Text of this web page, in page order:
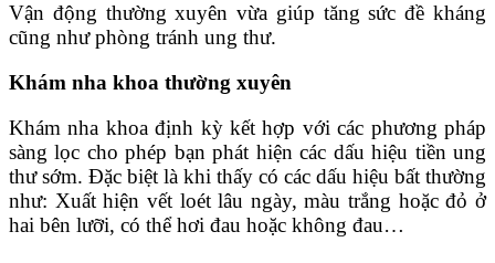
Vận động thường xuyên vừa giúp tăng sức đề kháng
cũng như phòng tránh ung thư.
Khám nha khoa thường xuyên
Khám nha khoa định kỳ kết hợp với các phương pháp
sàng lọc cho phép bạn phát hiện các dấu hiệu tiền ung
thư sớm. Đặc biệt là khi thấy có các dấu hiệu bất thường
như: Xuất hiện vết loét lâu ngày, màu trắng hoặc đỏ ở
hai bên lưỡi, có thể hơi đau hoặc không đau…